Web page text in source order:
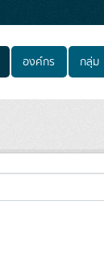
องค์กร กลุ่ม